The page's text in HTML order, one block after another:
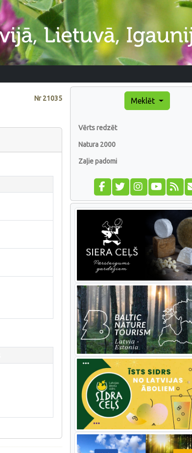
Nr21035 Meklēt
Vērts redzēt
Natura 2000
Zaļie padomi